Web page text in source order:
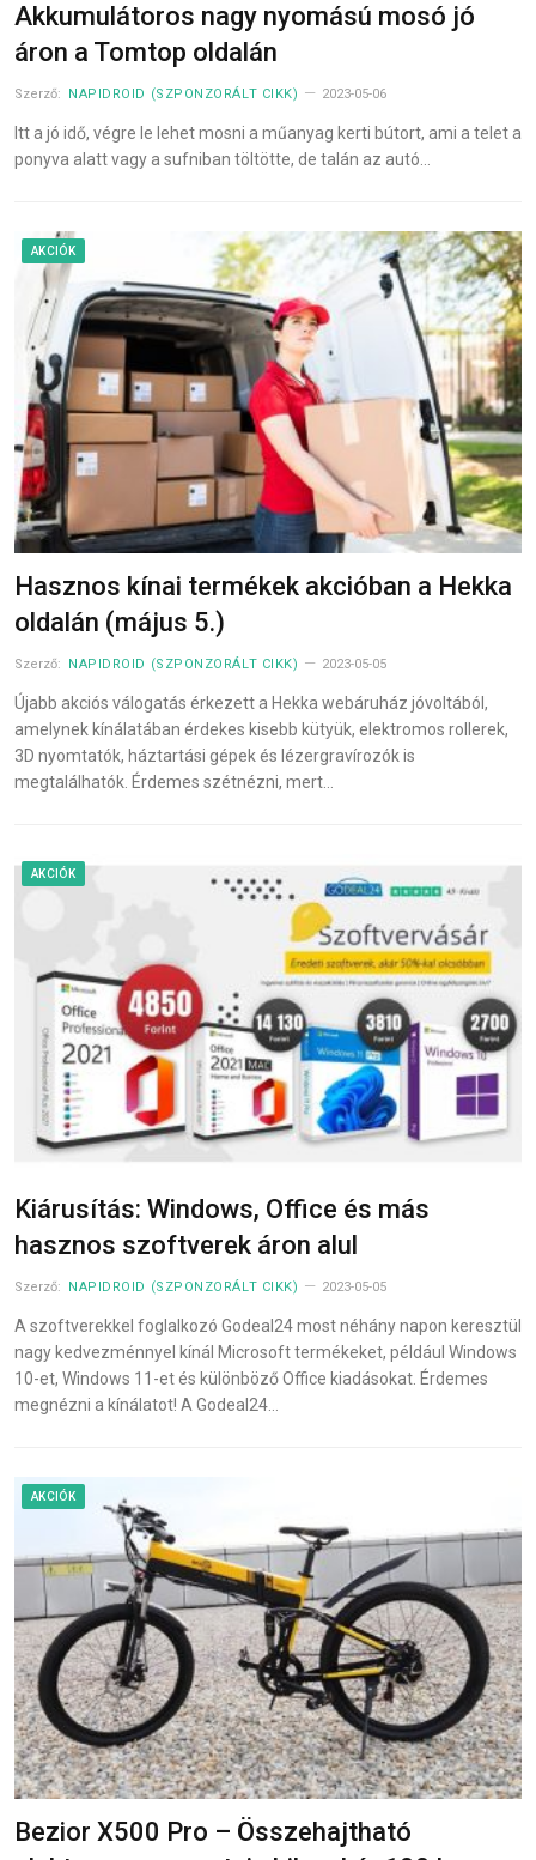
Akkumulátoros nagy nyomású mosó jó
áron a Tomtop oldalán
Szerző: NAPIDROID (SZPONZORÁLT CIKK) 2023-05-06
Itt a jó idő, végre le lehet mosni a műanyag kerti bútort, ami a telet a
ponyva alatt vagy a sufniban töltötte, de talán az autó…
AKCIÓK
Hasznos kínai termékek akcióban a Hekka
oldalán (május 5.)
Szerző: NAPIDROID (SZPONZORÁLT CIKK) 2023-05-05
Újabb akciós válogatás érkezett a Hekka webáruház jóvoltából,
amelynek kínálatában érdekes kisebb kütyük, elektromos rollerek,
3D nyomtatók, háztartási gépek és lézergravírozók is
megtalálhatók. Érdemes szétnézni, mert…
AKCIÓK
Kiárusítás: Windows, Office és más
hasznos szoftverek áron alul
Szerző: NAPIDROID (SZPONZORÁLT CIKK) 2023-05-05
A szoftverekkel foglalkozó Godeal24 most néhány napon keresztül
nagy kedvezménnyel kínál Microsoft termékeket, például Windows
10-et, Windows 11-et és különböző Office kiadásokat. Érdemes
megnézni a kínálatot! A Godeal24…
AKCIÓK
Bezior X500 Pro – Összehajtható